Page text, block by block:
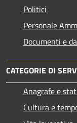
Politici
Personale
Documenti e
CATEGORIE DI
Anagrafe e
Cultura e